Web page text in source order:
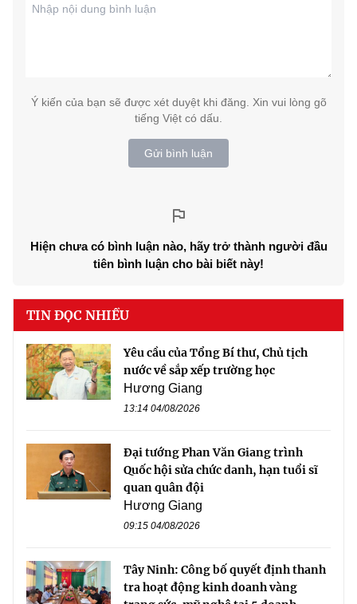
Ý kiến của bạn sẽ được xét duyệt khi đăng. Xin vui lòng gõ
tiếng Việt có dấu.
Gửi bình luận
Hiện chưa có bình luận nào, hãy trở thành người đầu
tiên bình luận cho bài biết này!
TIN ĐỌC NHIỀU
Yêu cầu của Tổng Bí thư, Chủ tịch
nước về sắp xếp trường học
Hương Giang
13:14 04/08/2026
Đại tướng Phan Văn Giang trình
Quốc hội sửa chức danh, hạn tuổi sĩ
quan quân đội
Hương Giang
09:15 04/08/2026
Tây Ninh: Công bố quyết định thanh
tra hoạt động kinh doanh vàng